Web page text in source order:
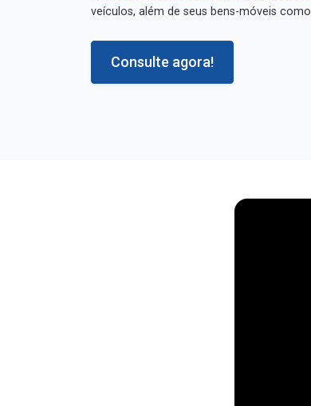
veículos, além de seus bens-móveis como
Consulte agora!